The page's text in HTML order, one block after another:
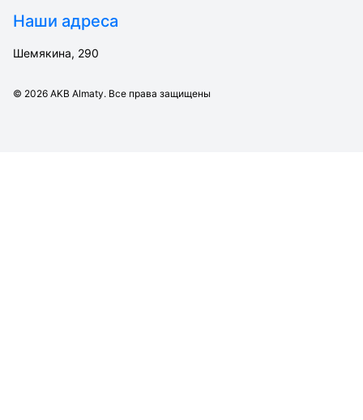
Наши адреса
Шемякина, 290
© 2026 AKB Almaty. Все права защищены